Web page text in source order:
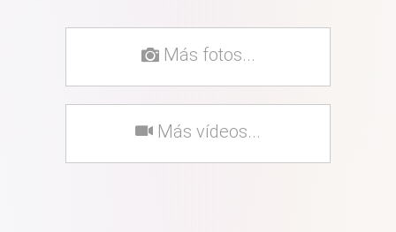
Más fotos...
Más vídeos...